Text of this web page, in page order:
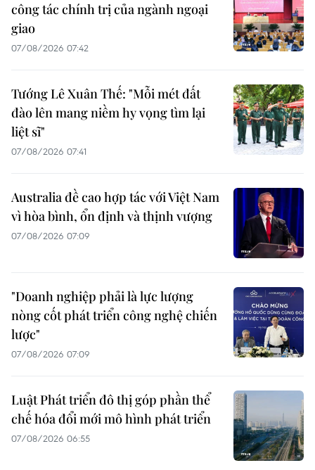
công tác chính trị của ngành ngoại
giao
07/08/2026 07:42
Tướng Lê Xuân Thế: "Mỗi mét đất
đào lên mang niềm hy vọng tìm lại
liệt sĩ"
07/08/2026 07:41
Australia đề cao hợp tác với Việt Nam
vì hòa bình, ổn định và thịnh vượng
07/08/2026 07:09
"Doanh nghiệp phải là lực lượng
nòng cốt phát triển công nghệ chiến
lược"
07/08/2026 07:09
Luật Phát triển đô thị góp phần thể
chế hóa đổi mới mô hình phát triển
07/08/2026 06:55